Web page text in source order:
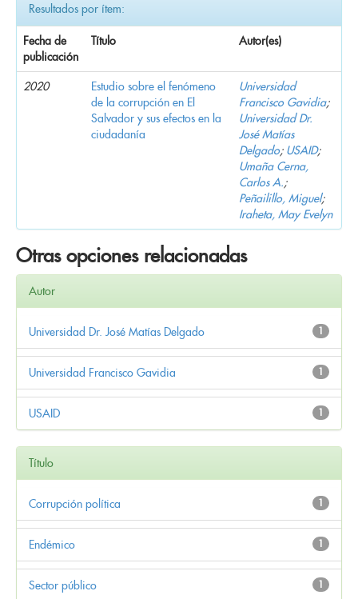
Resultados por ítem:
Fecha de
publicación
Título Autor(es)
2020
Estudio sobre el fenómeno
de la corrupción en El
Salvador y sus efectos en la
ciudadanía
Universidad
Francisco Gavidia;
Universidad Dr.
José Matías
Delgado; USAID;
Umaña Cerna,
Carlos A.;
Peñailillo, Miguel;
Iraheta, May Evelyn
Otras opciones relacionadas
Autor
1
Universidad Dr. José Matías Delgado
1
Universidad Francisco Gavidia
1
USAID
Título
1
Corrupción política
1
Endémico
1
Sector público